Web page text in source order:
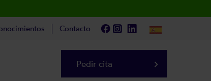
Contacto
Pedir cita keyboard_arrow_right